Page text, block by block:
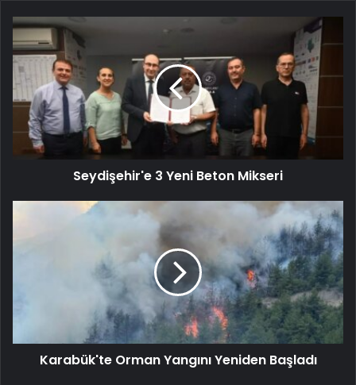
Seydişehir'e 3 Yeni Beton Mikseri
Karabük'te Orman Yangını Yeniden Başladı